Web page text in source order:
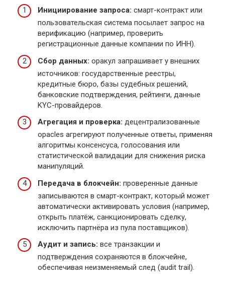
Инициирование запроса: смарт-контракт или
пользовательская система посылает запрос на
верификацию (например, проверить
регистрационные данные компании по ИНН).
Сбор данных: орaкул запрашивает у внешних
источников: государственные реестры,
кредитные бюро, базы судебных решений,
банковские подтверждения, рейтинги, данные
KYC-провайдеров.
Агрегация и проверка: децентрализованные
орacles агрегируют полученные ответы, применяя
алгоритмы консенсуса, голосования или
статистической валидации для снижения риска
манипуляций.
Передача в блокчейн: проверенные данные
записываются в смарт-контракт, который может
автоматически активировать условия (например,
открыть платёж, санкционировать сделку,
исключить партнёра из пула поставщиков).
Аудит и запись: все транзакции и
подтверждения сохраняются в блокчейне,
обеспечивая неизменяемый след (audit trail).